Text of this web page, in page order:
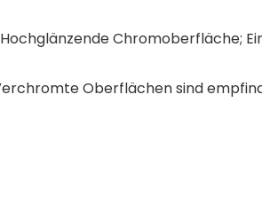
Chromoberfläche;
Oberflächen sind